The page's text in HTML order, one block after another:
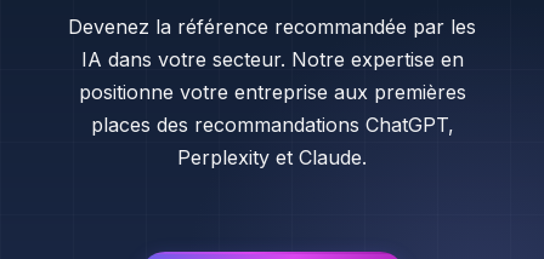
Devenez la référence recommandée par les
IA dans votre secteur. Notre expertise en
positionne votre entreprise aux premières
places des recommandations ChatGPT,
Perplexity et Claude.